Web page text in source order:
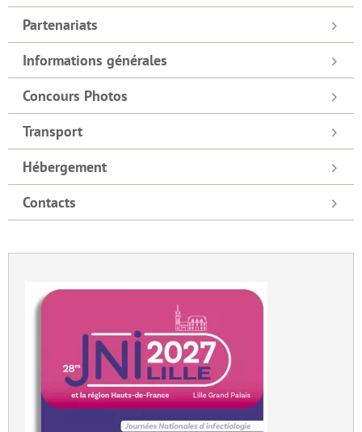
Partenariats
Informations générales
Concours Photos
Transport
Hébergement
Contacts